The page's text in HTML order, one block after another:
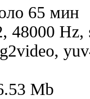
65 мин
48000 Hz,
Mb